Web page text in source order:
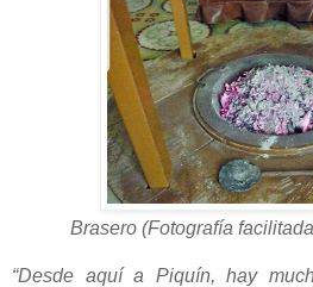
Brasero (Fotografía
“Desde aquí a Piquín, hay